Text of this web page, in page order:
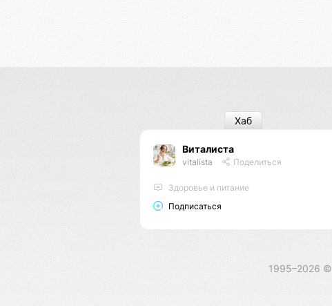
Виталиста
vitalista Поделиться
Здоровье и питание
Подписаться
Хаб
1995–2026 ©